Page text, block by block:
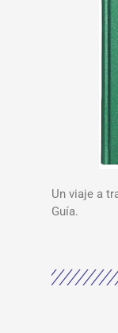
Un viaje a
Guía.